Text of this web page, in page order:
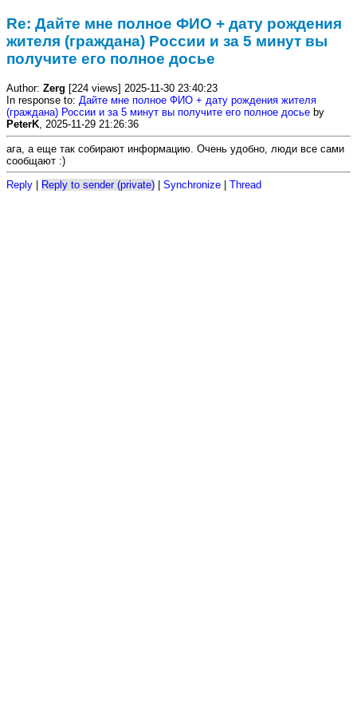
Re: Дайте мне полное ФИО + дату рождения
жителя (граждана) России и за 5 минут вы
получите его полное досье
Author: Zerg [224 views] 2025-11-30 23:40:23
In response to: Дайте мне полное ФИО + дату рождения жителя
(граждана) России и за 5 минут вы получите его полное досье by
PeterK, 2025-11-29 21:26:36
ага, а еще так собирают информацию. Очень удобно, люди все сами
сообщают :)
Reply Reply to sender (private) Synchronize Thread